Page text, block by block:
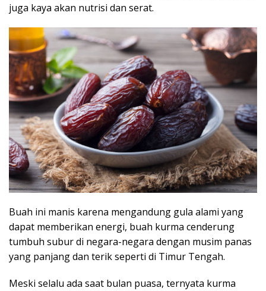
juga kaya akan nutrisi dan serat.
Buah ini manis karena mengandung gula alami yang
dapat memberikan energi, buah kurma cenderung
tumbuh subur di negara-negara dengan musim panas
yang panjang dan terik seperti di Timur Tengah.
Meski selalu ada saat bulan puasa, ternyata kurma